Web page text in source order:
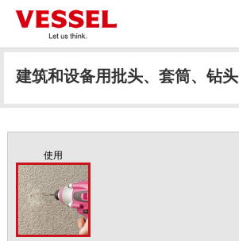
建筑和设备用批头、套筒、钻头
使用